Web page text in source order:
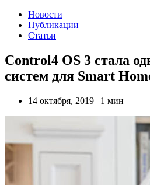
Новости
Публикации
Статьи
Control4 OS 3 стала
систем для Smart
14 октября, 2019 | 1 мин |